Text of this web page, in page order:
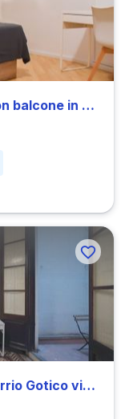
Accogliente camera doppia con balcone in Derecha de Eixample
Luminoso camera doppia in Barrio Gotico vicino a all’Università UPF